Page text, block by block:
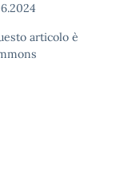
articolo è